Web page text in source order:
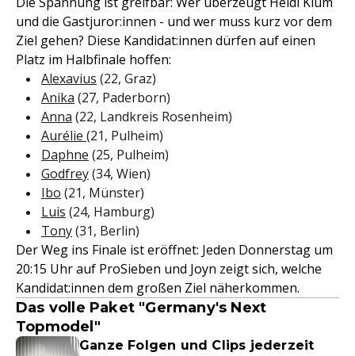
und die Gastjuror:innen - und wer muss kurz vor dem
Ziel gehen? Diese Kandidat:innen dürfen auf einen
Platz im Halbfinale hoffen:
Alexavius (22, Graz)
Anika (27, Paderborn)
Anna (22, Landkreis Rosenheim)
Aurélie (21, Pulheim)
Daphne (25, Pulheim)
Godfrey(34, Wien)
Ibo (21, Münster)
Luis (24, Hamburg)
Tony(31, Berlin)
Der Weg ins Finale ist eröffnet: Jeden Donnerstag um
20:15 Uhr auf ProSieben und Joyn zeigt sich, welche
Kandidat:innen dem großen Ziel näherkommen.
Das volle Paket "Germany's Next
Topmodel"
Ganze Folgen und Clips jederzeit